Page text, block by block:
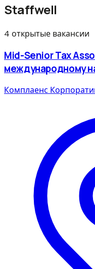
Staffwell
4 открытые вакансии
Mid-Senior Tax
международному
Комплаенс